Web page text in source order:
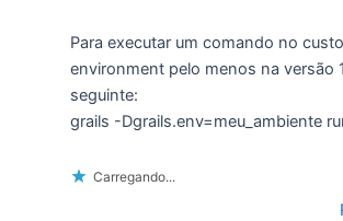
Para executar um comando no
environment pelo menos na versão
seguinte:
grails -Dgrails.env=meu_ambiente
Carregando...